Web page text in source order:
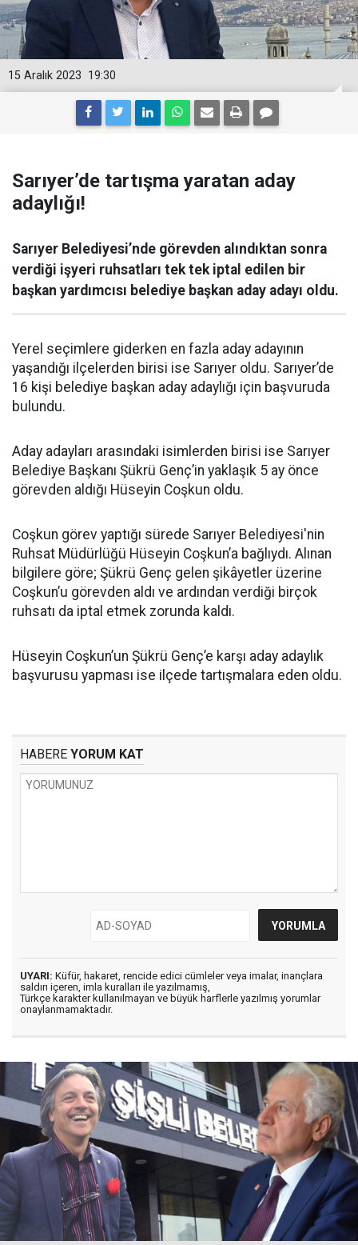
19:30
15 Aralık 2023
Sarıyer’de tartışma yaratan aday
adaylığı!
Sarıyer Belediyesi’nde görevden alındıktan sonra
verdiği işyeri ruhsatları tek tek iptal edilen bir
başkan yardımcısı belediye başkan aday adayı oldu.
Yerel seçimlere giderken en fazla aday adayının
yaşandığı ilçelerden birisi ise Sarıyer oldu. Sarıyer’de
16 kişi belediye başkan aday adaylığı için başvuruda
bulundu.
Aday adayları arasındaki isimlerden birisi ise Sarıyer
Belediye Başkanı Şükrü Genç’in yaklaşık 5 ay önce
görevden aldığı Hüseyin Coşkun oldu.
Coşkun görev yaptığı sürede Sarıyer Belediyesi'nin
Ruhsat Müdürlüğü Hüseyin Coşkun’a bağlıydı. Alınan
bilgilere göre; Şükrü Genç gelen şikâyetler üzerine
Coşkun’u görevden aldı ve ardından verdiği birçok
ruhsatı da iptal etmek zorunda kaldı.
Hüseyin Coşkun’un Şükrü Genç’e karşı aday adaylık
başvurusu yapması ise ilçede tartışmalara eden oldu.
HABERE YORUM KAT
UYARI: Küfür, hakaret, rencide edici cümleler veya imalar, inançlara
saldırı içeren, imla kuralları ile yazılmamış,
Türkçe karakter kullanılmayan ve büyük harflerle yazılmış yorumlar
onaylanmamaktadır.